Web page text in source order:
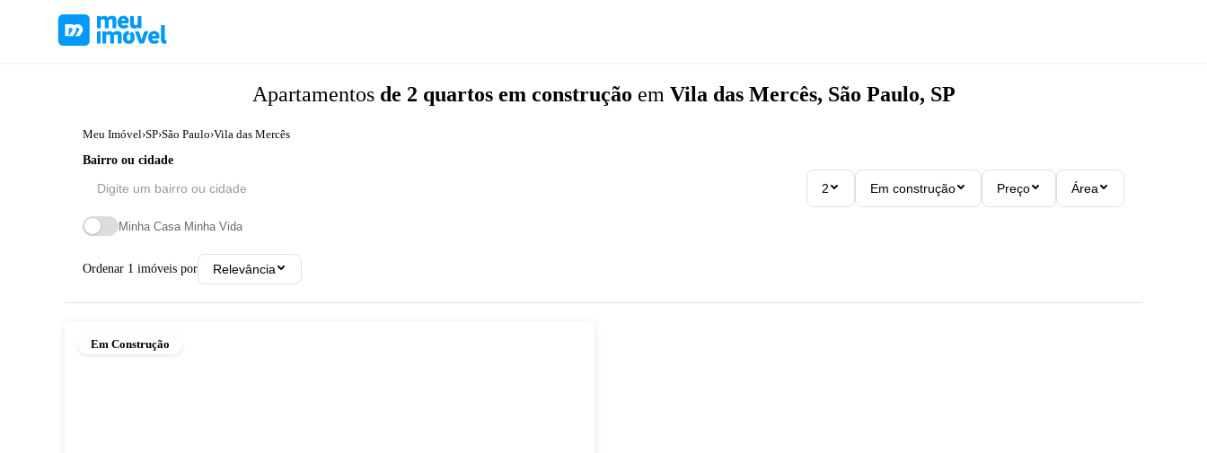
Apartamentos de 2 quartos em construção em Vila das Mercês, São Paulo, SP
Meu Imóvel›SP›São Paulo›Vila das Mercês
Bairro ou cidade
2 Em construção Preço Área
Minha Casa Minha Vida
Ordenar 1 imóveis por Relevância
Em Construção